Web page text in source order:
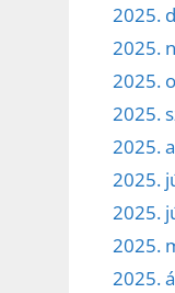
2025.
2025.
2025.
2025.
2025.
2025.
2025.
2025.
2025.